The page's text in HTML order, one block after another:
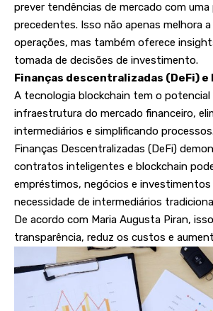
prever tendências de mercado com uma
precedentes. Isso não apenas melhora
operações, mas também oferece
tomada de decisões de investimento.
Finanças descentralizadas (DeFi) e
A tecnologia blockchain tem o
infraestrutura do mercado financeiro,
intermediários e simplificando
Finanças Descentralizadas (DeFi)
contratos inteligentes e blockchain
empréstimos, negócios e investimentos
necessidade de intermediários
De acordo com Maria Augusta Piran,
transparência, reduz os custos e